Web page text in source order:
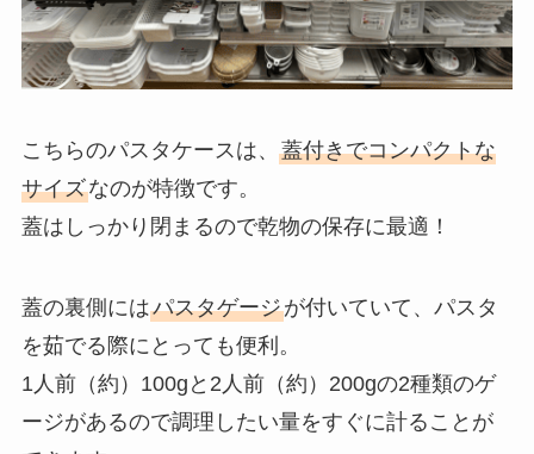
こちらのパスタケースは、 蓋付きでコンパクトな
サイズなのが特徴です。
蓋はしっかり閉まるので乾物の保存に最適！
蓋の裏側にはパスタゲージが付いていて、パスタ
を茹でる際にとっても便利。
1人前（約）100gと2人前（約）200gの2種類のゲ
ージがあるので調理したい量をすぐに計ることが